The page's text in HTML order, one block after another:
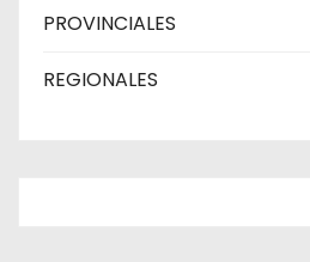
PROVINCIALES
REGIONALES